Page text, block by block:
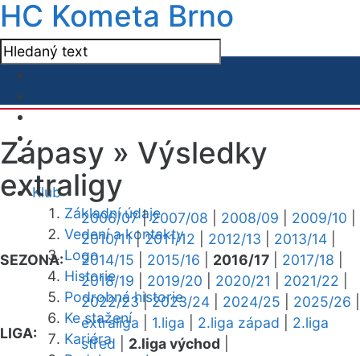
HC Kometa Brno
Klub
Základní údaje
Vedení a kontakty
Logo
Historie
Podrobná historie
Ke stažení
Kariéra
Zápasy » Výsledky
extraligy
SEZONA:
2006/07|2007/08 2008/09 2009/10
2010/11|2011/12 2012/13 2013/14
2014/15
2015/16 2016/17 2017/18
2018/19
2019/20 2020/21 2021/22
2022/23|2023/24 2024/25 2025/26
LIGA:
extraliga 1.liga 2.liga západ
2.liga
střed
2.liga východ